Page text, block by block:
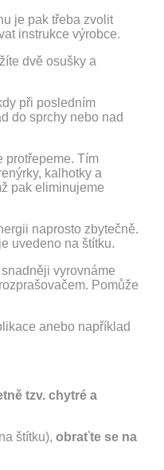
je pak třeba zvolit
instrukce výrobce.
dvě osušky a
při posledním
do sprchy nebo nad
protřepeme. Tím
kalhotky a
pak eliminujeme
naprosto zbytečně.
uvedeno na štítku.
vyrovnáme
Pomůže
anebo například
tzv. chytré a
štítku), obraťte se na